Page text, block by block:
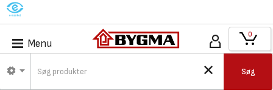
M
Menu
Søg
0